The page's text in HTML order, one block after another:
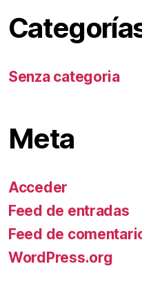
Senza categoria
Meta
Acceder
Feed de entradas
Feed de
WordPress.org